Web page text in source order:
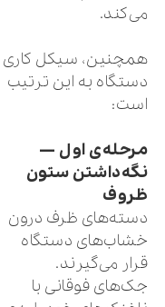
می‌کند.
همچنین، سیکل کاری
دستگاه به این ترتیب
است:
مرحله‌ی اول —
نگه‌داشتن ستون
ظروف
دسته‌های ظرف درون
خشاب‌های دستگاه
قرار می‌گیرند.
جک‌های فوقانی با